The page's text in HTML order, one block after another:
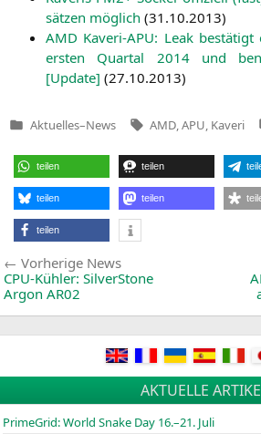
sät­zen mög­lich (31.10.2013)
AMD Kaveri-APU: Leak
ers­ten Quar­tal 2014 und
[Update] (27.10.2013)
Veröffentlicht
Aktuelles–News Tags:
AMD,APU, Kaveri
teilen teilen
teilen teilen
teilen
Beitragsnavigation
Vorherige NewsVorherige
News:
CPU-Kühler: SilverStone
Argon AR02
AKTUELLE
PrimeGrid: World Snake Day 16.–21. Juli